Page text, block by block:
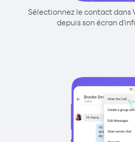
Sélectionnez le contact dans
depuis son écran